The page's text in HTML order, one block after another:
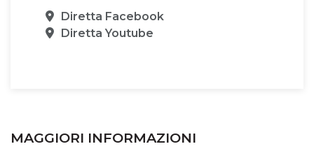
Sede
Diretta Facebook
Sede
Diretta Youtube
MAGGIORI INFORMAZIONI